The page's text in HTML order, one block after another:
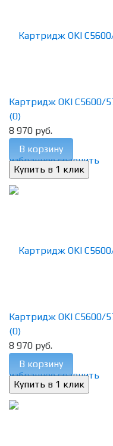
избранное сравнить
Картридж OKI C5600/
(0)
8 970 руб.
В корзину
избранное сравнить
Картридж OKI C5600/
(0)
8 970 руб.
В корзину